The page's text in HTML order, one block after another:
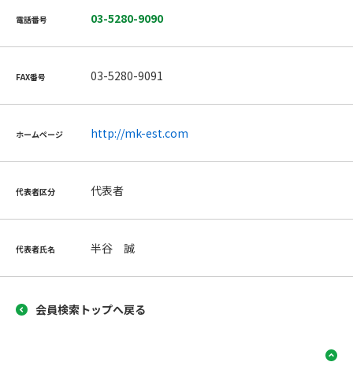
電話番号 03-5280-9090
FAX番号 03-5280-9091
ホームページ http://mk-est.com
代表者区分 代表者
代表者氏名 半谷 誠
会員検索トップへ戻る